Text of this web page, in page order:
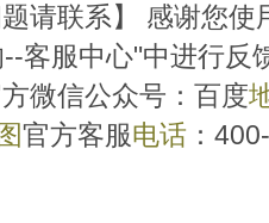
请联系】 感谢您使
客服中心"中进行反
微信公众号：百度
官方客服电话 ：